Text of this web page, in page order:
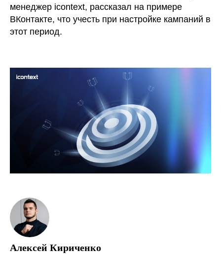
менеджер icontext, рассказал на примере
ВКонтакте, что учесть при настройке кампаний в
этот период.
Алексей Кириченко